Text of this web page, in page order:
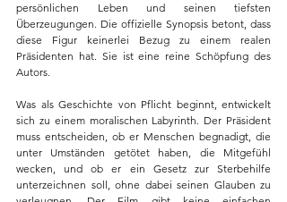
persönlichen Leben und seinen tiefsten
Überzeugungen. Die offizielle Synopsis betont, dass
diese Figur keinerlei Bezug zu einem realen
Präsidenten hat. Sie ist eine reine Schöpfung des
Autors.
Was als Geschichte von Pflicht beginnt, entwickelt
sich zu einem moralischen Labyrinth. Der Präsident
muss entscheiden, ob er Menschen begnadigt, die
unter Umständen getötet haben, die Mitgefühl
wecken, und ob er ein Gesetz zur Sterbehilfe
unterzeichnen soll, ohne dabei seinen Glauben zu